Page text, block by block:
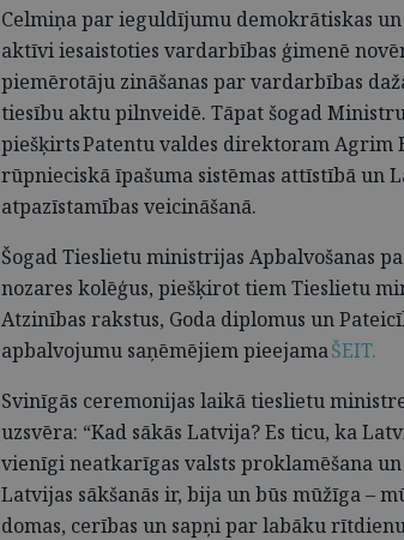
Celmiņa par ieguldījumu demokrātiskas
aktīvi iesaistoties vardarbības ģimenē
piemērotāju zināšanas par vardarbības
tiesību aktu pilnveidē. Tāpat šogad
piešķirts Patentu valdes direktoram
rūpnieciskā īpašuma sistēmas attīstībā un
atpazīstamības veicināšanā.
Šogad Tieslietu ministrijas Apbalvošanas
nozares kolēģus, piešķirot tiem Tieslietu
Atzinības rakstus, Goda diplomus un
apbalvojumu saņēmējiem pieejamaŠEIT.
Svinīgās ceremonijas laikā tieslietu
uzsvēra: “Kad sākās Latvija? Es ticu, ka
vienīgi neatkarīgas valsts proklamēšana
Latvijas sākšanās ir, bija un būs mūžīga –
domas, cerības un sapņi par labāku